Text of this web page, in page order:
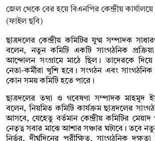
জেল থেকে বের হয়ে বিএনপির কেন্দ্রীয়
(ফাইল ছবি)
ছাত্রদলের কেন্দ্রীয় কমিটির যুগ্ম সম্পাদক
বলেন, নতুন কমিটি একটি সাংগঠনিক
আন্দোলন সংগ্রামে মাঠে ছিল। তাদেরকে
নেতা-কর্মীরা খুশি হবে। সংগঠন এবং
কোন সময় কমিটি হতে পারে।
ছাত্রদলের তথ্য ও গবেষণা সম্পাদক মাহমুদ
বলেন, নিয়মিত কমিটি কার্যক্রম ছাত্রদলের
আসবে, যেহেতু বর্তমান কেন্দ্রীয় কমিটির
নেতৃত্ব সবার মাঝে আশার সঞ্চার ঘটাবে। তবে
নির্ভর, দীর্ঘদিনের পরীক্ষিত, সাংগঠনিক দক্ষতা